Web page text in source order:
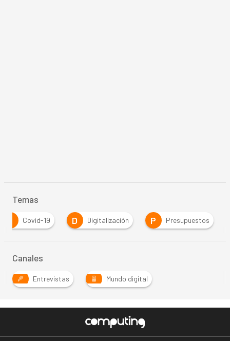
Temas
Covid-19 D Digitalización P Presupuestos
Canales
Entrevistas Mundo digital